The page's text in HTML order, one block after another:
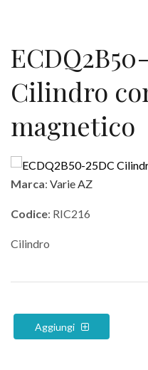
Cilindro
magnetico
Marca: Varie AZ
Codice: RIC216
Cilindro
Aggiungi